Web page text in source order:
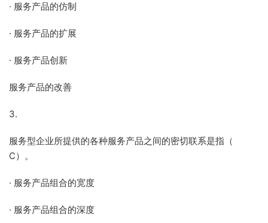
· 服务产品的仿制
· 服务产品的扩展
· 服务产品创新
服务产品的改善
3.
服务型企业所提供的各种服务产品之间的密切联系是指（
C）。
· 服务产品组合的宽度
· 服务产品组合的深度